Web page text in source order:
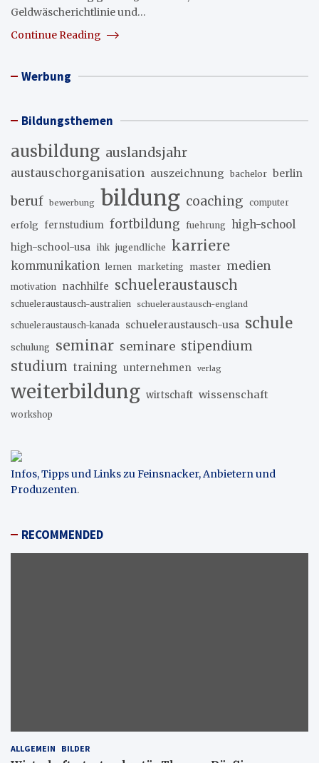
Geldwäscherichtlinie und…
Continue Reading
Werbung
Bildungsthemen
ausbildung auslandsjahr
austauschorganisation auszeichnung bachelor berlin
beruf bewerbung bildung coaching computer
erfolg fernstudium fortbildung fuehrung high-school
high-school-usa ihk jugendliche karriere
kommunikation lernen marketing master medien
motivation nachhilfe schueleraustausch
schueleraustausch-australien schueleraustausch-england
schueleraustausch-kanada schueleraustausch-usa schule
schulung seminar seminare stipendium
studium training unternehmen verlag
weiterbildung wirtschaft wissenschaft
workshop
Infos, Tipps und Links zu Feinsnacker, Anbietern und
Produzenten.
RECOMMENDED
ALLGEMEIN BILDER